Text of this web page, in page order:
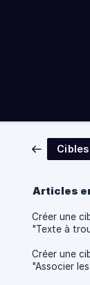
Articles
Créer une
"Texte à
Créer une
"Associer